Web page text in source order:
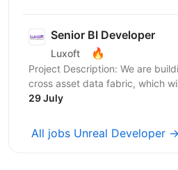
Senior BI Developer
Luxoft 🔥
Project Description: We are
cross asset data fabric, which
disparate data sources for the
29 July
All jobs Unreal Developer →